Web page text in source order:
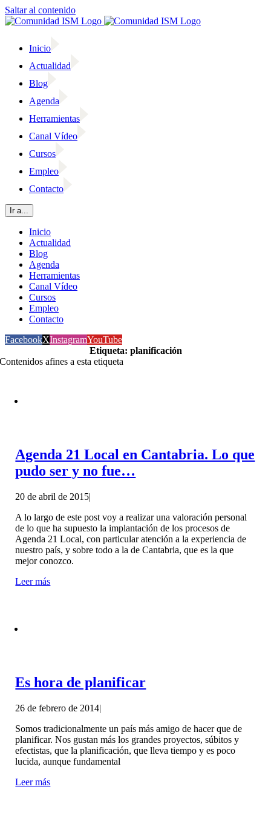
Saltar al contenido
Inicio
Actualidad
Blog
Agenda
Herramientas
Canal Vídeo
Cursos
Empleo
Contacto
Ir a...
Inicio
Actualidad
Blog
Agenda
Herramientas
Canal Vídeo
Cursos
Empleo
Contacto
FacebookXInstagramYouTube
Etiqueta: planificación
Contenidos afines a esta etiqueta
Agenda 21 Local en Cantabria. Lo que
pudo ser y no fue…
20 de abril de 2015|
A lo largo de este post voy a realizar una valoración personal
de lo que ha supuesto la implantación de los procesos de
Agenda 21 Local, con particular atención a la experiencia de
nuestro país, y sobre todo a la de Cantabria, que es la que
mejor conozco.
Leer más
Es hora de planificar
26 de febrero de 2014|
Somos tradicionalmente un país más amigo de hacer que de
planificar. Nos gustan más los grandes proyectos, súbitos y
efectistas, que la planificación, que lleva tiempo y es poco
lucida, aunque fundamental
Leer más